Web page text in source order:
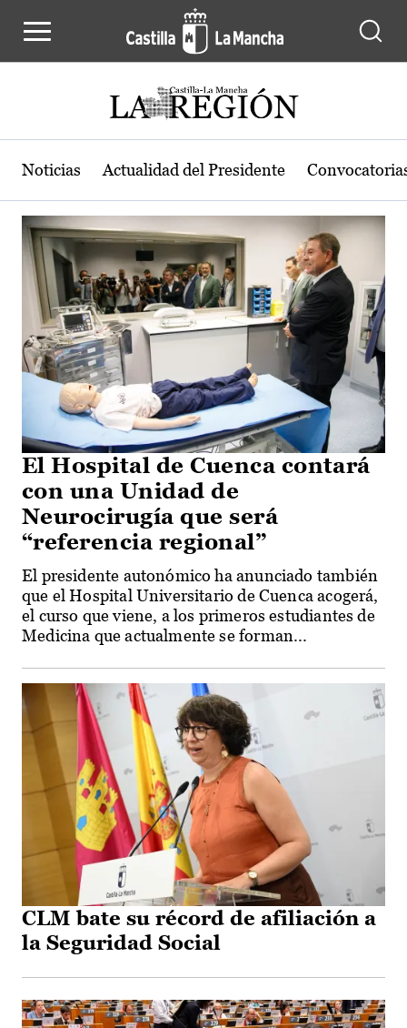
Actualidad de la región de Castilla-
Noticias Actualidad del Presidente
El Hospital de Cuenca contará
con una Unidad de
Neurocirugía que será
“referencia regional”
El presidente autonómico ha anunciado también
que el Hospital Universitario de Cuenca acogerá,
el curso que viene, a los primeros estudiantes de
Medicina que actualmente se forman...
CLM bate su récord de afiliación a
la Seguridad Social